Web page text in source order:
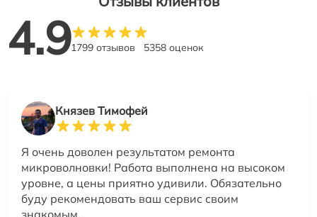
4.91799 отзывов 5358 оценок
Князев Тимофей
Я очень доволен результатом ремонта
микроволновки! Работа выполнена на высоком
уровне, а цены приятно удивили. Обязательно
буду рекомендовать ваш сервис своим
знакомым.